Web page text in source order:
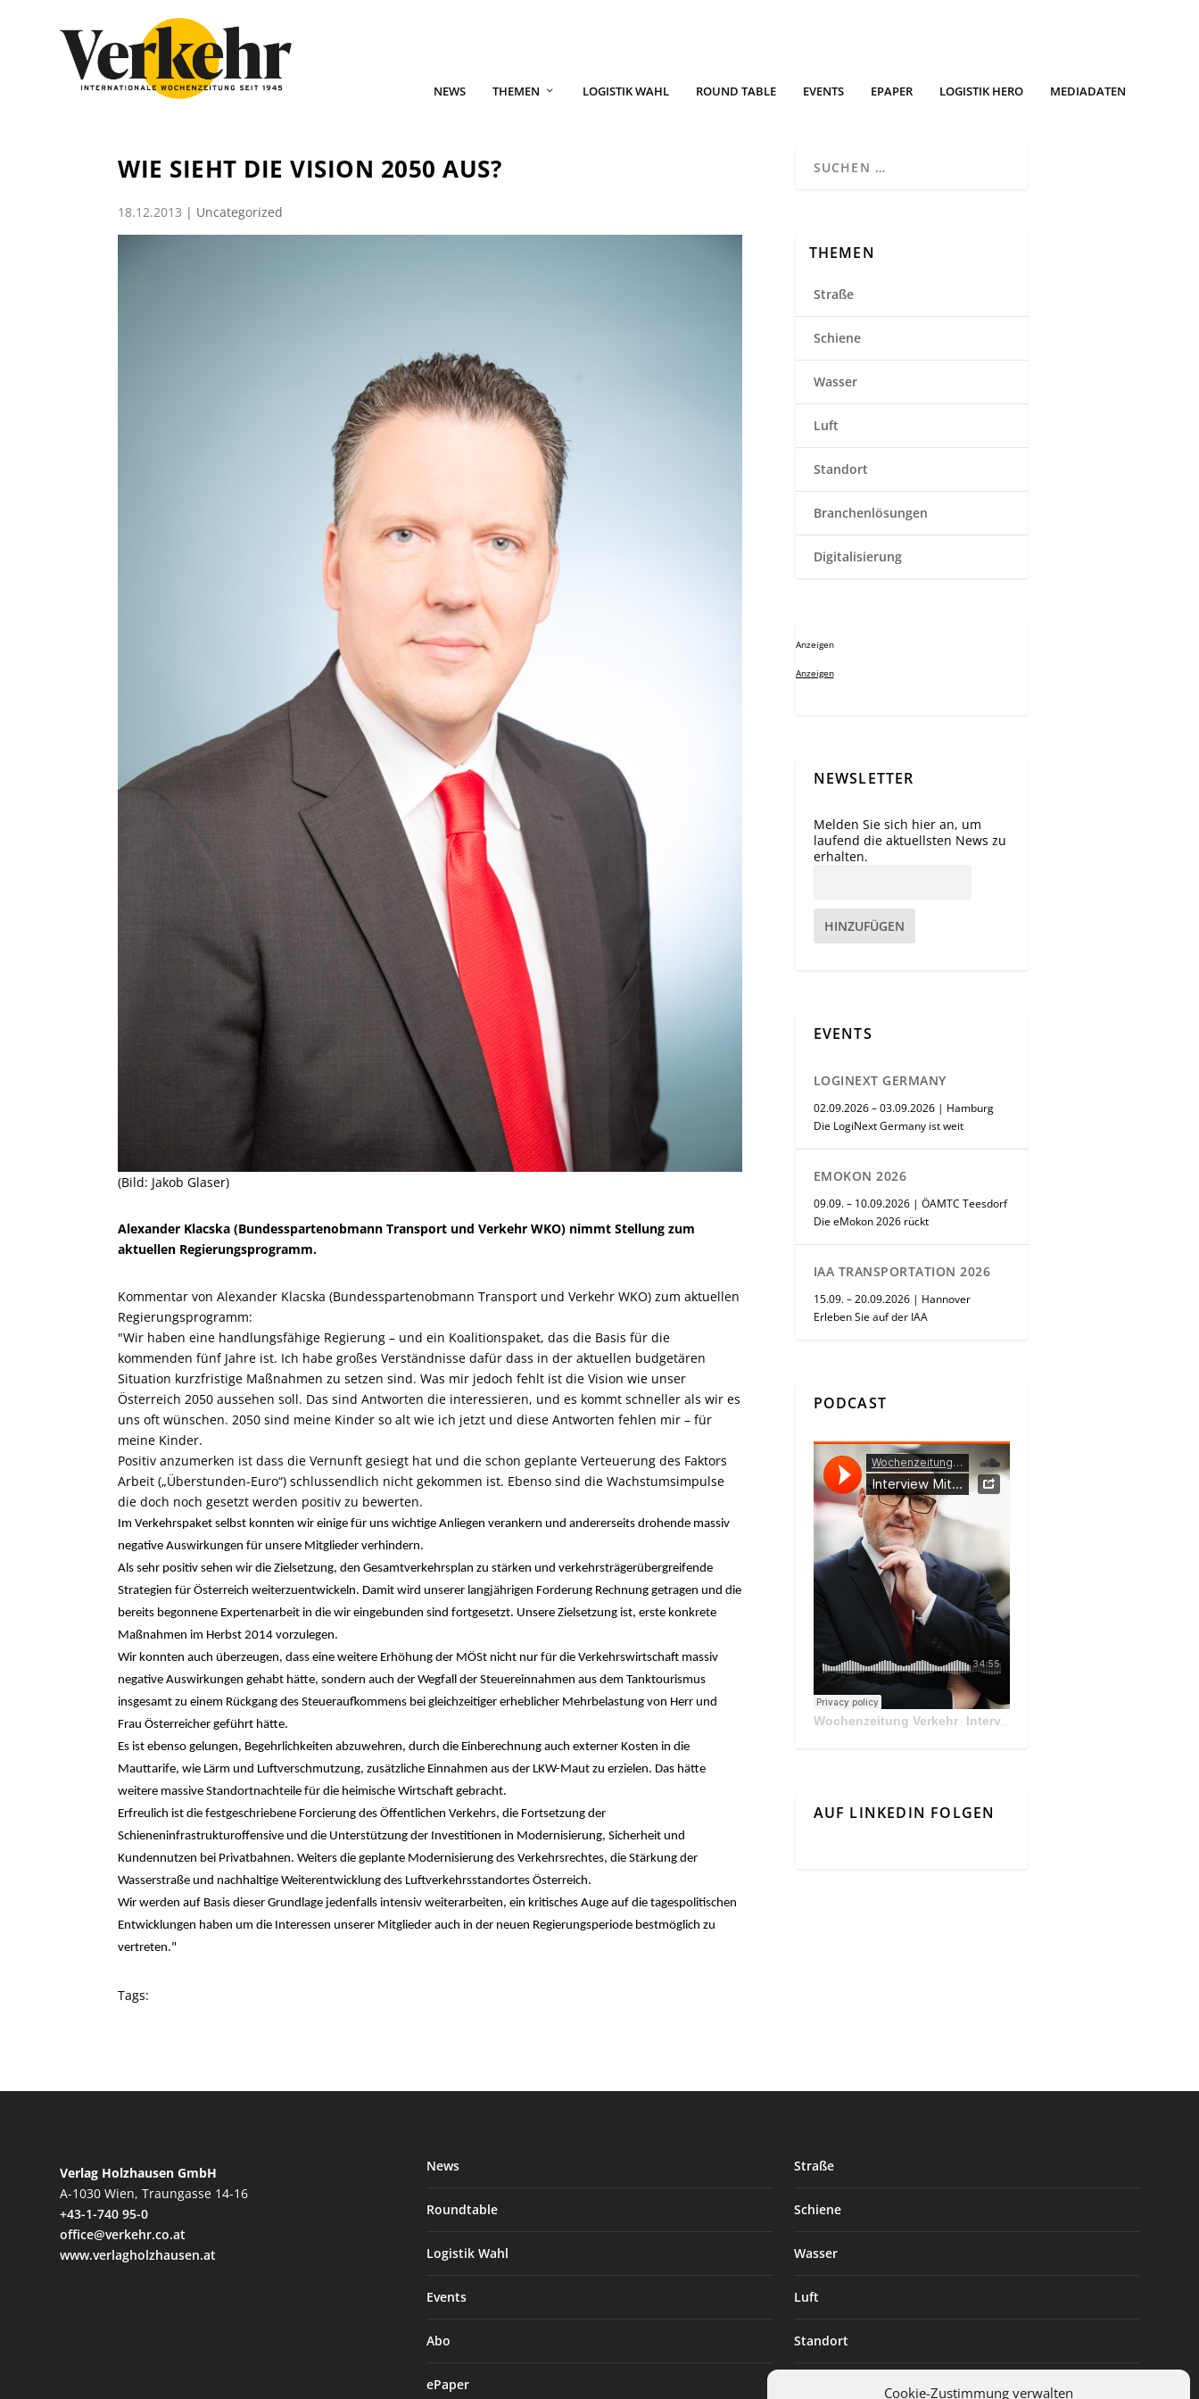
Cookie-Zustimmung verwalten
NEWS THEMEN LOGISTIK WAHL ROUND TABLE EVENTS EPAPER LOGISTIK HERO MEDIADATEN
WIE SIEHT DIE VISION 2050 AUS?
18.12.2013 | Uncategorized
(Bild: Jakob Glaser)
Alexander Klacska (Bundesspartenobmann Transport und Verkehr WKO) nimmt Stellung zum
aktuellen Regierungsprogramm.
Kommentar von Alexander Klacska (Bundesspartenobmann Transport und Verkehr WKO) zum aktuellen
Regierungsprogramm:
"Wir haben eine handlungsfähige Regierung – und ein Koalitionspaket, das die Basis für die
kommenden fünf Jahre ist. Ich habe großes Verständnisse dafür dass in der aktuellen budgetären
Situation kurzfristige Maßnahmen zu setzen sind. Was mir jedoch fehlt ist die Vision wie unser
Österreich 2050 aussehen soll. Das sind Antworten die interessieren, und es kommt schneller als wir es
uns oft wünschen. 2050 sind meine Kinder so alt wie ich jetzt und diese Antworten fehlen mir – für
meine Kinder.
Positiv anzumerken ist dass die Vernunft gesiegt hat und die schon geplante Verteuerung des Faktors
Arbeit („Überstunden-Euro“) schlussendlich nicht gekommen ist. Ebenso sind die Wachstumsimpulse
die doch noch gesetzt werden positiv zu bewerten.
Im Verkehrspaket selbst konnten wir einige für uns wichtige Anliegen verankern und andererseits drohende massiv
negative Auswirkungen für unsere Mitglieder verhindern.
Als sehr positiv sehen wir die Zielsetzung, den Gesamtverkehrsplan zu stärken und verkehrsträgerübergreifende
Strategien für Österreich weiterzuentwickeln. Damit wird unserer langjährigen Forderung Rechnung getragen und die
bereits begonnene Expertenarbeit in die wir eingebunden sind fortgesetzt. Unsere Zielsetzung ist, erste konkrete
Maßnahmen im Herbst 2014 vorzulegen.
Wir konnten auch überzeugen, dass eine weitere Erhöhung der MÖSt nicht nur für die Verkehrswirtschaft massiv
negative Auswirkungen gehabt hätte, sondern auch der Wegfall der Steuereinnahmen aus dem Tanktourismus
insgesamt zu einem Rückgang des Steueraufkommens bei gleichzeitiger erheblicher Mehrbelastung von Herr und
Frau Österreicher geführt hätte.
Es ist ebenso gelungen, Begehrlichkeiten abzuwehren, durch die Einberechnung auch externer Kosten in die
Mauttarife, wie Lärm und Luftverschmutzung, zusätzliche Einnahmen aus der LKW-Maut zu erzielen. Das hätte
weitere massive Standortnachteile für die heimische Wirtschaft gebracht.
Erfreulich ist die festgeschriebene Forcierung des Öffentlichen Verkehrs, die Fortsetzung der
Schieneninfrastrukturoffensive und die Unterstützung der Investitionen in Modernisierung, Sicherheit und
Kundennutzen bei Privatbahnen. Weiters die geplante Modernisierung des Verkehrsrechtes, die Stärkung der
Wasserstraße und nachhaltige Weiterentwicklung des Luftverkehrsstandortes Österreich.
Wir werden auf Basis dieser Grundlage jedenfalls intensiv weiterarbeiten, ein kritisches Auge auf die tagespolitischen
Entwicklungen haben um die Interessen unserer Mitglieder auch in der neuen Regierungsperiode bestmöglich zu
vertreten."
Tags:
THEMEN
Straße
Schiene
Wasser
Luft
Standort
Branchenlösungen
Digitalisierung
Anzeigen
Anzeigen
NEWSLETTER
Melden Sie sich hier an, um
laufend die aktuellsten News zu
erhalten.
HINZUFÜGEN
EVENTS
LOGINEXT GERMANY
02.09.2026 – 03.09.2026 | Hamburg
Die LogiNext Germany ist weit
EMOKON 2026
09.09. – 10.09.2026 | ÖAMTC Teesdorf
Die eMokon 2026 rückt
IAA TRANSPORTATION 2026
15.09. – 20.09.2026 | Hannover
Erleben Sie auf der IAA
PODCAST
Wochenzeitung Verkehr· Interview Mit Andreas Matthä, CEO der ÖBB Holding
AUF LINKEDIN FOLGEN
Verlag Holzhausen GmbH
A-1030 Wien, Traungasse 14-16
+43-1-740 95-0
office@verkehr.co.at
www.verlagholzhausen.at
News
Roundtable
Logistik Wahl
Events
Abo
ePaper
Straße
Schiene
Wasser
Luft
Standort
Branchenlösungen